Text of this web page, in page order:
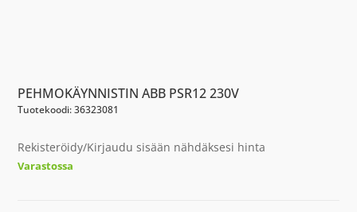
PEHMOKÄYNNISTIN ABB PSR12 230V
Tuotekoodi: 36323081
Rekisteröidy/Kirjaudu sisään nähdäksesi hinta
Varastossa